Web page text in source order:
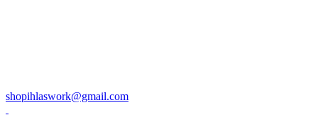
shopihlaswork@gmail.com